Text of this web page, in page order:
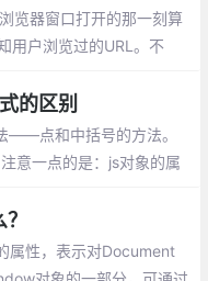
览器窗口打开的那一刻算
用户浏览过的URL。不
的区别
——点和中括号的方法。
意一点的是：js对象的属
属性，表示对Document